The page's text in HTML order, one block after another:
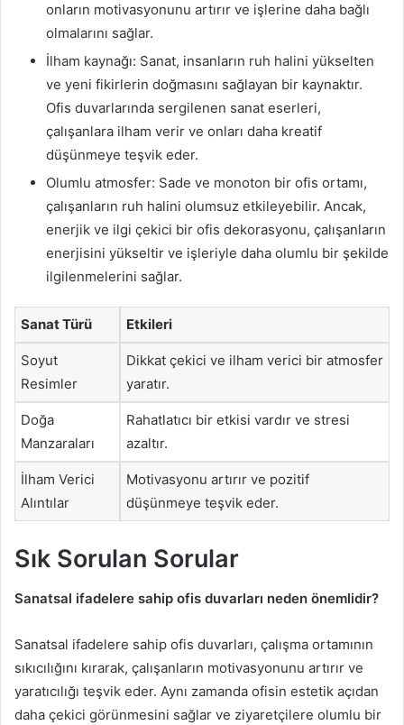
onların motivasyonunu artırır ve işlerine daha bağlı
olmalarını sağlar.
İlham kaynağı: Sanat, insanların ruh halini yükselten
ve yeni fikirlerin doğmasını sağlayan bir kaynaktır.
Ofis duvarlarında sergilenen sanat eserleri,
çalışanlara ilham verir ve onları daha kreatif
düşünmeye teşvik eder.
Olumlu atmosfer: Sade ve monoton bir ofis ortamı,
çalışanların ruh halini olumsuz etkileyebilir. Ancak,
enerjik ve ilgi çekici bir ofis dekorasyonu, çalışanların
enerjisini yükseltir ve işleriyle daha olumlu bir şekilde
ilgilenmelerini sağlar.
Sanat Türü Etkileri
Soyut
Resimler
Dikkat çekici ve ilham verici bir atmosfer
yaratır.
Doğa
Manzaraları
Rahatlatıcı bir etkisi vardır ve stresi
azaltır.
İlham Verici
Alıntılar
Motivasyonu artırır ve pozitif
düşünmeye teşvik eder.
Sık Sorulan Sorular
Sanatsal ifadelere sahip ofis duvarları neden önemlidir?
Sanatsal ifadelere sahip ofis duvarları, çalışma ortamının
sıkıcılığını kırarak, çalışanların motivasyonunu artırır ve
yaratıcılığı teşvik eder. Aynı zamanda ofisin estetik açıdan
daha çekici görünmesini sağlar ve ziyaretçilere olumlu bir